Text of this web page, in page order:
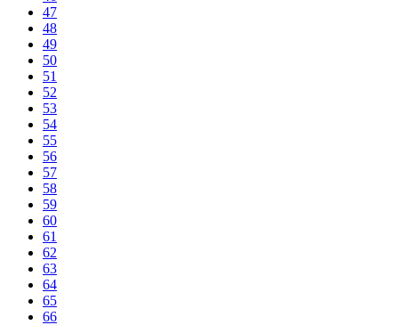
47
48
49
50
51
52
53
54
55
56
57
58
59
60
61
62
63
64
65
66